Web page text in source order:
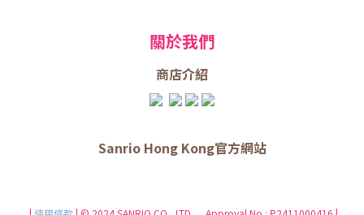
關於我們
商店介紹
Sanrio Hong Kong官方網站